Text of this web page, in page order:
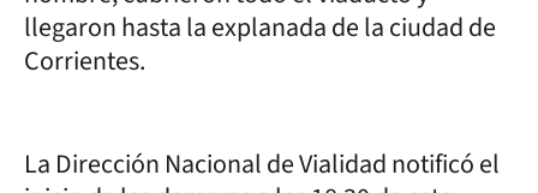
llegaron hasta la explanada de la ciudad de
Corrientes.
La Dirección Nacional de Vialidad notificó el